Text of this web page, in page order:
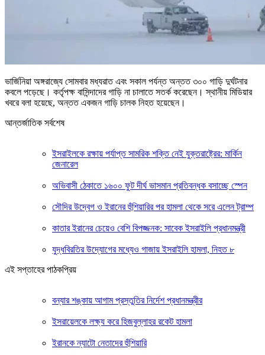
ভার্জিনিয়া অঙ্গরাজ্যে সোমবার মধ্যরাত এবং সকাল পর্যন্ত অন্তত ৩০০ গাড়ি দুর্ঘটনার
কবলে পড়েছে। কর্তৃপক্ষ বাসিন্দাদের গাড়ি না চালাতে সতর্ক করেছেন। স্থানীয় মিডিয়ার
খবরে বলা হয়েছে, অন্তত একজন গাড়ি চালক নিহত হয়েছেন।
আন্তর্জাতিক সর্বশেষ
ইসরাইলকে রক্ষায় পর্যাপ্ত সামরিক শক্তি নেই যুক্তরাষ্ট্রের: মার্কিন
জেনারেল
অভিবাসী ঠেকাতে ১৬০০ ফুট দীর্ঘ ভাসমান প্রতিবন্ধক বসাচ্ছে স্পেন
সৌদির উদ্বেগ ও ইরানের হুঁশিয়ারির পর হামলা থেকে সরে এলেন ট্রাম্প
কাতার ইরানের চেয়েও বেশি বিপজ্জনক: সাবেক ইসরাইলি প্রধানমন্ত্রী
যুদ্ধবিরতির উদ্যোগের মধ্যেও গাজায় ইসরাইলি হামলা, নিহত ৮
এই সপ্তাহের পাঠকপ্রিয়
বন্যার শঙ্কায় আগাম প্রস্তুতির নির্দেশ প্রধানমন্ত্রীর
ইসরায়েলকে লক্ষ্য করে হিজবুল্লাহর রকেট হামলা
ইরানকে ন্যাটো নেতাদের হুঁশিয়ারি